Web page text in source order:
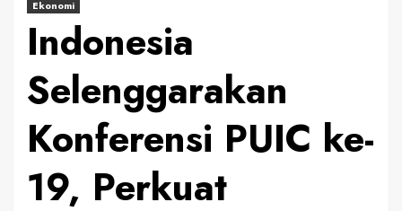
Ekonomi
Indonesia
Selenggarakan
Konferensi PUIC ke-
19, Perkuat